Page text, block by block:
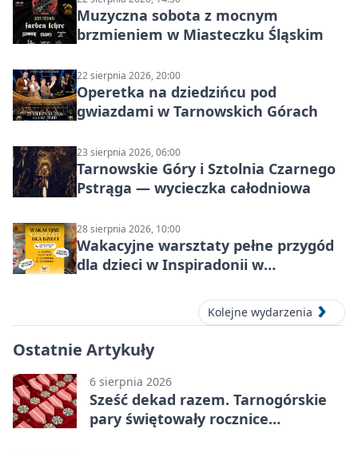
Muzyczna sobota z mocnym
brzmieniem w Miasteczku Śląskim
22 sierpnia 2026, 20:00
Operetka na dziedzińcu pod
gwiazdami w Tarnowskich Górach
23 sierpnia 2026, 06:00
Tarnowskie Góry i Sztolnia Czarnego
Pstrąga — wycieczka całodniowa
28 sierpnia 2026, 10:00
Wakacyjne warsztaty pełne przygód
dla dzieci w Inspiradonii w
Kolejne wydarzenia
Ostatnie Artykuły
6 sierpnia 2026
Sześć dekad razem. Tarnogórskie
pary świętowały rocznice